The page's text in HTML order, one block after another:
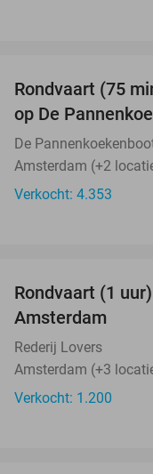
Rondvaart (75
op De
De
Amsterdam (+2
Verkocht: 4.353
Rondvaart (1
Amsterdam
Rederij Lovers
Amsterdam (+3
Verkocht: 1.200